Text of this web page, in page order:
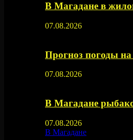
В Магадане в
07.08.2026
Прогноз погоды
07.08.2026
В Магадане
07.08.2026
В Магадане